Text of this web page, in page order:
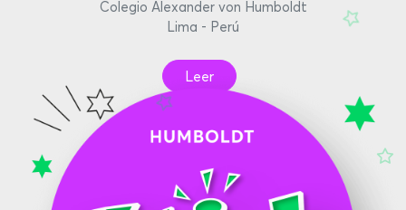
Colegio Alexander von Humboldt
Lima - Perú
Leer